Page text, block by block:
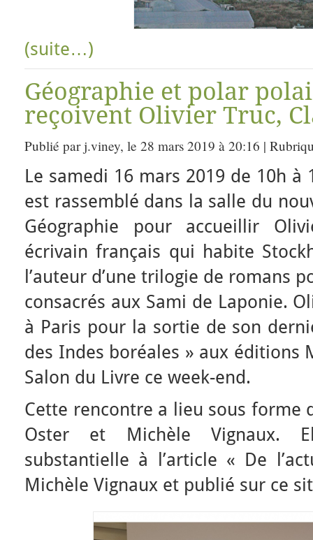
(suite…)
Géographie et polar
reçoivent Olivier Truc,
Publié par j.viney, le 28 mars 2019 à 20:16 |
Le samedi 16 mars 2019 de 10h
est rassemblé dans la salle du
Géographie pour accueillir
écrivain français qui habite
l’auteur d’une trilogie de romans
consacrés aux Sami de Laponie.
à Paris pour la sortie de son
des Indes boréales » aux éditions
Salon du Livre ce week-end.
Cette rencontre a lieu sous forme
Oster et Michèle Vignaux.
substantielle à l’article « De
Michèle Vignaux et publié sur ce